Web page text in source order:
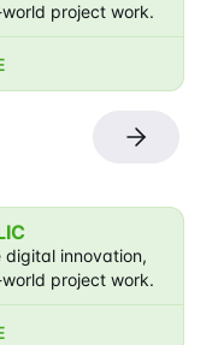
project work.
digital innovation,
project work.